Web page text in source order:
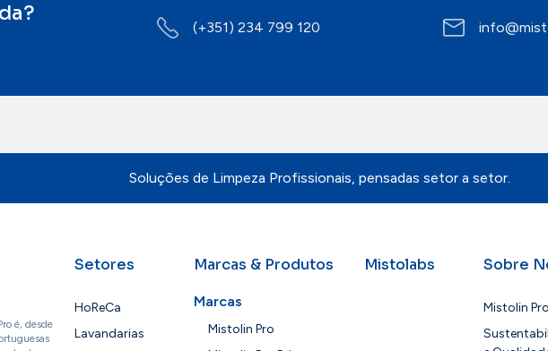
(+351) 234 799 120
Soluções de Limpeza Profissionais, pensadas setor a setor.
é, desde
Setores
HoReCa
Lavandarias
Marcas & Produtos
Marcas
Mistolin Pro
Mistolabs Sobre
Mistolin Pro